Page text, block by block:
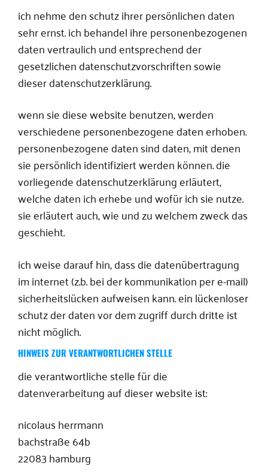
ich nehme den schutz ihrer persönlichen daten
sehr ernst. ich behandel ihre personenbezogenen
daten vertraulich und entsprechend der
gesetzlichen datenschutzvorschriften sowie
dieser datenschutzerklärung.
wenn sie diese website benutzen, werden
verschiedene personenbezogene daten erhoben.
personenbezogene daten sind daten, mit denen
sie persönlich identifiziert werden können. die
vorliegende datenschutzerklärung erläutert,
welche daten ich erhebe und wofür ich sie nutze.
sie erläutert auch, wie und zu welchem zweck das
geschieht.
ich weise darauf hin, dass die datenübertragung
im internet (z.b. bei der kommunikation per e-mail)
sicherheitslücken aufweisen kann. ein lückenloser
schutz der daten vor dem zugriff durch dritte ist
nicht möglich.
HINWEIS ZUR VERANTWORTLICHEN STELLE
die verantwortliche stelle für die
datenverarbeitung auf dieser website ist:
nicolaus herrmann
bachstraße 64b
22083 hamburg